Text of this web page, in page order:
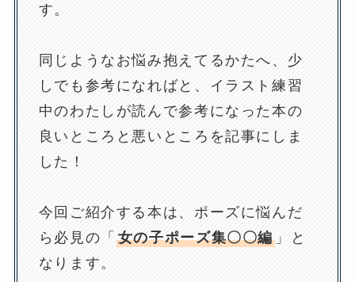
す。
同じようなお悩み抱えてるかたへ、少
しでも参考になればと、イラスト練習
中のわたしが読んで参考になった本の
良いところと悪いところを記事にしま
した！
今回ご紹介する本は、ポーズに悩んだ
ら必見の「 女の子ポーズ集〇〇編 」と
なります。